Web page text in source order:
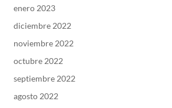
enero 2023
diciembre 2022
noviembre 2022
octubre 2022
septiembre 2022
agosto 2022